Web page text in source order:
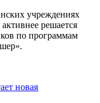
учреждениях
решается
по программам
новая